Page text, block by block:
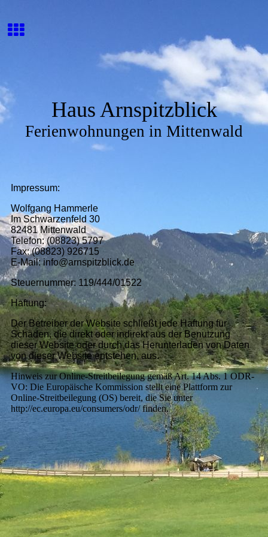
Haus Arnspitzblick
Ferienwohnungen in Mittenwald
Impressum:
Wolfgang Hammerle
Im Schwarzenfeld 30
82481 Mittenwald
Telefon: (08823) 5797
Fax: (08823) 926715
E-Mail: info@arnspitzblick.de
Steuernummer: 119/444/01522
Haftung:
Der Betreiber der Website schließt jede Haftung für
Schäden, die direkt oder indirekt aus der Benutzung
dieser Website oder durch das Herunterladen von Daten
von dieser Website entstehen, aus.
Hinweis zur Online-Streitbeilegung gemäß Art. 14 Abs. 1 ODR-
VO: Die Europäische Kommission stellt eine Plattform zur
Online-Streitbeilegung (OS) bereit, die Sie unter
http://ec.europa.eu/consumers/odr/ finden.